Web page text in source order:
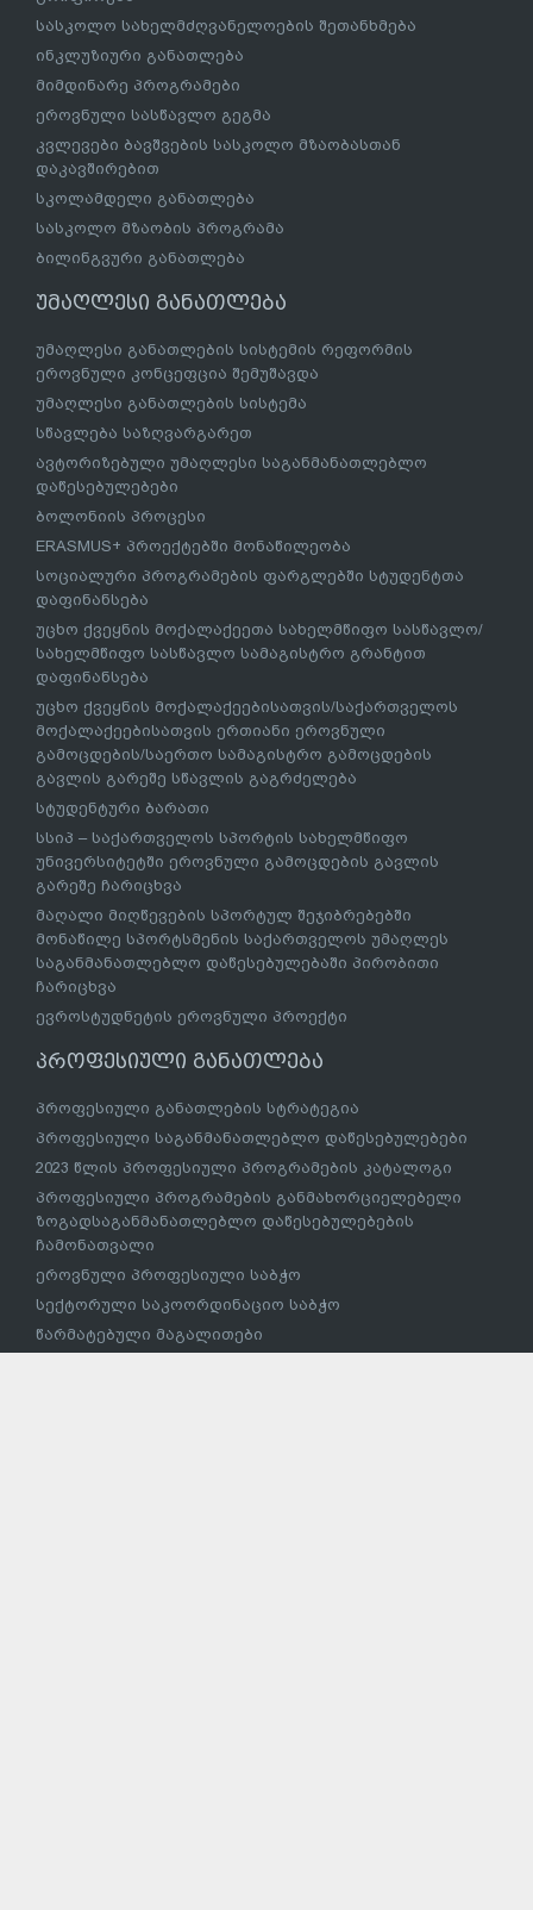
საგანმანათლებლო რესურსცენტრები
სასკოლო სახელმძღვანელოების/სერიების
გრიფირება
სასკოლო სახელმძღვანელოების შეთანხმება
ინკლუზიური განათლება
მიმდინარე პროგრამები
ეროვნული სასწავლო გეგმა
კვლევები ბავშვების სასკოლო მზაობასთან
დაკავშირებით
სასკოლო მზაობის პროგრამა
ბილინგვური განათლება
უმაღლესი განათლება
უმაღლესი განათლების სისტემის რეფორმის
ეროვნული კონცეფცია შემუშავდა
უმაღლესი განათლების სისტემა
სწავლება საზღვარგარეთ
ავტორიზებული უმაღლესი საგანმანათლებლო
დაწესებულებები
ბოლონიის პროცესი
ERASMUS+ პროექტებში მონაწილეობა
სოციალური პროგრამების ფარგლებში სტუდენტთა
დაფინანსება
უცხო ქვეყნის მოქალაქეეთა სახელმწიფო სასწავლო/
სახელმწიფო სასწავლო სამაგისტრო გრანტით
დაფინანსება
უცხო ქვეყნის მოქალაქეებისათვის/საქართველოს
მოქალაქეებისათვის ერთიანი ეროვნული
გამოცდების/საერთო სამაგისტრო გამოცდების
გავლის გარეშე სწავლის გაგრძელება
სტუდენტური ბარათი
სსიპ – საქართველოს სპორტის სახელმწიფო
უნივერსიტეტში ეროვნული გამოცდების გავლის
გარეშე ჩარიცხვა
მაღალი მიღწევების სპორტულ შეჯიბრებებში
მონაწილე სპორტსმენის საქართველოს უმაღლეს
ჩარიცხვა
ევროსტუდნეტის ეროვნული პროექტი
პროფესიული განათლება
პროფესიული განათლების სტრატეგია
პროფესიული საგანმანათლებლო დაწესებულებები
2023 წლის პროფესიული პროგრამების კატალოგი
პროფესიული პროგრამების განმახორციელებელი
ზოგადსაგანმანათლებლო დაწესებულებების
ჩამონათვალი
ეროვნული პროფესიული საბჭო